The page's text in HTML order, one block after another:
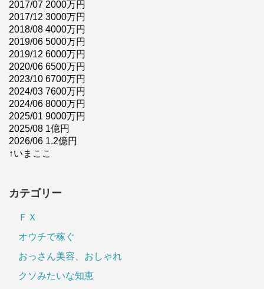
2017/07 2000万円
2017/12 3000万円
2018/08 4000万円
2019/06 5000万円
2019/12 6000万円
2020/06 6500万円
2023/10 6700万円
2024/03 7600万円
2024/06 8000万円
2025/01 9000万円
2025/08 1億円
2026/06 1.2億円
↑いまここ
カテゴリー
ＦＸ
オウチで稼ぐ
おっさん美容、おしゃれ
クソみたいな知恵